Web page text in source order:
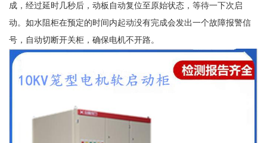
成，经过延时几秒后，动板自动复位至原始状态，等待一下次启
动。如水阻柜在预定的时间内起动没有完成会发出一个故障报警信
号，自动切断开关柜，确保电机不开路。